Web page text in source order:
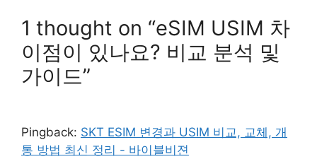
1 thought on “eSIM USIM 차
이점이 있나요? 비교 분석 및
가이드”
Pingback: SKT ESIM 변경과 USIM 비교, 교체, 개
통 방법 최신 정리 - 바이블비젼